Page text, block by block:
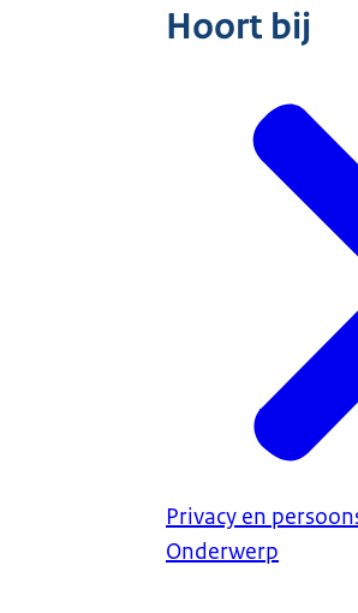
Hoort bij
Privacy en
Onderwerp